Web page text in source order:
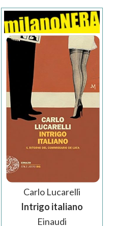
Carlo Lucarelli
Intrigo italiano
Einaudi